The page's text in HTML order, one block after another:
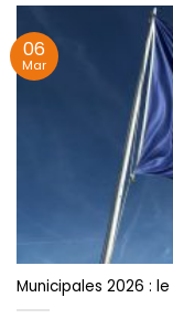
Municipales 2026 :
06
Mar